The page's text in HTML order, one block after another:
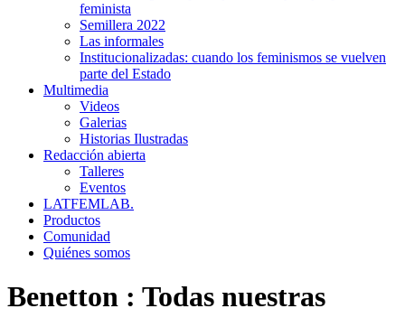
feminista
Semillera 2022
Las informales
Institucionalizadas: cuando los feminismos se vuelven
parte del Estado
Multimedia
Videos
Galerias
Historias Ilustradas
Redacción abierta
Talleres
Eventos
LATFEMLAB.
Productos
Comunidad
Quiénes somos
Benetton : Todas nuestras